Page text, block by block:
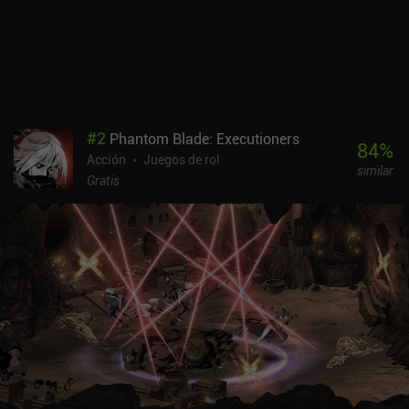
#2 Phantom Blade: Executioners
Acción
Juegos de rol
Gratis
84%
similar